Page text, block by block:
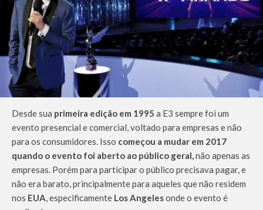
Desde sua primeira edição em 1995 a E3 sempre foi um
evento presencial e comercial, voltado para empresas e não
para os consumidores. Isso começou a mudar em 2017
quando o evento foi aberto ao público geral, não apenas as
empresas. Porém para participar o público precisava pagar, e
não era barato, principalmente para aqueles que não residem
nos EUA , especificamente Los Angelesonde o evento é